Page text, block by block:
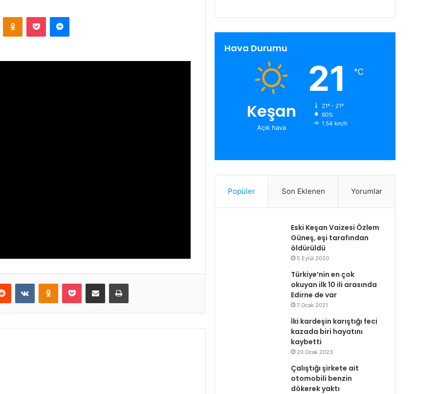
Hava Durumu
Keşan
Açık hava
21 ℃
21º - 21º
60%
1.54 km/h
Popüler Son Eklenen Yorumlar
Eski Keşan Vaizesi Özlem
Güneş, eşi tarafından
öldürüldü
5 Eylül 2020
Türkiye’nin en çok
okuyan ilk 10 ili arasında
Edirne de var
7 Ocak 2021
İki kardeşin karıştığı feci
kazada biri hayatını
kaybetti
20 Ocak 2023
Çalıştığı şirkete ait
otomobili benzin
dökerek yaktı